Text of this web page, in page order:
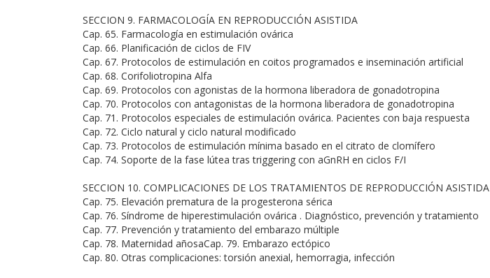
SECCION 9. FARMACOLOGÍA EN REPRODUCCIÓN ASISTIDA
Cap. 65. Farmacología en estimulación ovárica
Cap. 66. Planificación de ciclos de FIV
Cap. 67. Protocolos de estimulación en coitos programados e inseminación artificial
Cap. 68. Corifoliotropina Alfa
Cap. 69. Protocolos con agonistas de la hormona liberadora de gonadotropina
Cap. 70. Protocolos con antagonistas de la hormona liberadora de gonadotropina
Cap. 71. Protocolos especiales de estimulación ovárica. Pacientes con baja respuesta
Cap. 72. Ciclo natural y ciclo natural modificado
Cap. 73. Protocolos de estimulación mínima basado en el citrato de clomífero
Cap. 74. Soporte de la fase lútea tras triggering con aGnRH en ciclos F/I
SECCION 10. COMPLICACIONES DE LOS TRATAMIENTOS DE REPRODUCCIÓN ASISTIDA
Cap. 75. Elevación prematura de la progesterona sérica
Cap. 76. Síndrome de hiperestimulación ovárica . Diagnóstico, prevención y tratamiento
Cap. 77. Prevención y tratamiento del embarazo múltiple
Cap. 78. Maternidad añosaCap. 79. Embarazo ectópico
Cap. 80. Otras complicaciones: torsión anexial, hemorragia, infección